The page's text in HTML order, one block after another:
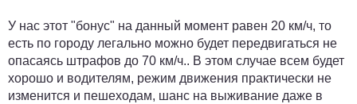
У нас этот "бонус" на данный момент равен 20 км/ч, то
есть по городу легально можно будет передвигаться не
опасаясь штрафов до 70 км/ч.. В этом случае всем будет
хорошо и водителям, режим движения практически не
изменится и пешеходам, шанс на выживание даже в